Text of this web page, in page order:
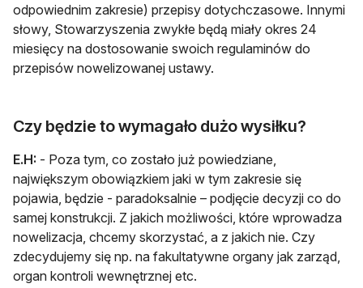
odpowiednim zakresie) przepisy dotychczasowe. Innymi
słowy, Stowarzyszenia zwykłe będą miały okres 24
miesięcy na dostosowanie swoich regulaminów do
przepisów nowelizowanej ustawy.
Czy będzie to wymagało dużo wysiłku?
E.H: - Poza tym, co zostało już powiedziane,
największym obowiązkiem jaki w tym zakresie się
pojawia, będzie - paradoksalnie – podjęcie decyzji co do
samej konstrukcji. Z jakich możliwości, które wprowadza
nowelizacja, chcemy skorzystać, a z jakich nie. Czy
zdecydujemy się np. na fakultatywne organy jak zarząd,
organ kontroli wewnętrznej etc.